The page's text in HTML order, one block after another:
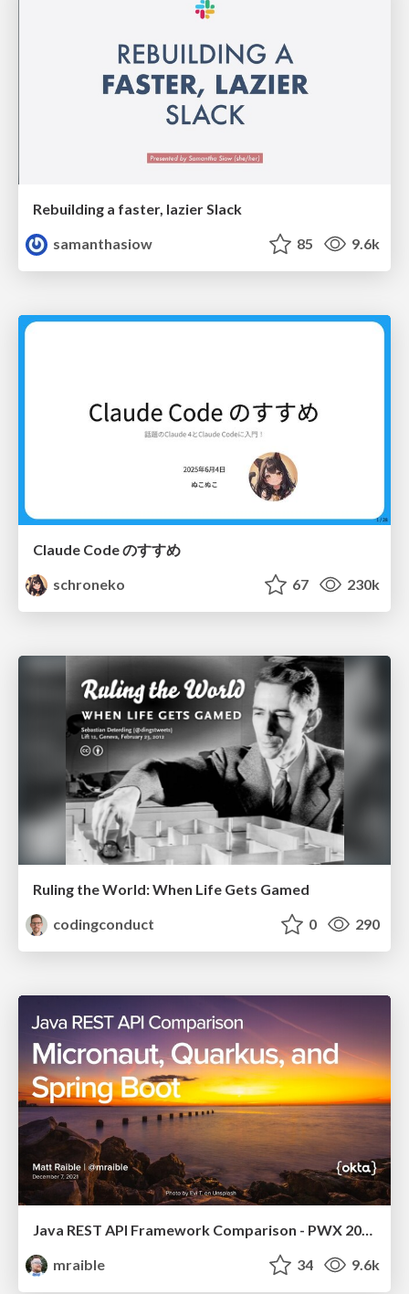
Rebuilding a faster, lazier Slack
samanthasiow
85 9.6k
Claude Code のすすめ
schroneko
67 230k
Ruling the World: When Life Gets Gamed
codingconduct
0 290
mraible
34 9.6k